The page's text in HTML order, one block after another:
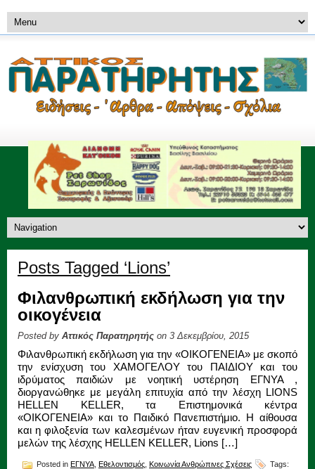
Posts Tagged ‘Lions’
Φιλανθρωπική εκδήλωση για την
οικογένεια
Posted by Αττικός Παρατηρητής on 3 Δεκεμβρίου, 2015
Φιλανθρωπική εκδήλωση για την «ΟΙΚΟΓΕΝΕΙΑ» με σκοπό
την ενίσχυση του ΧΑΜΟΓΕΛΟΥ του ΠΑΙΔΙΟΥ και του
ιδρύματος παιδιών με νοητική υστέρηση ΕΓΝΥΑ ,
διοργανώθηκε με μεγάλη επιτυχία από την λέσχη LIONS
HELLEN KELLER, τα Επιστημονικά κέντρα
«ΟΙΚΟΓΕΝΕΙΑ» και το Παιδικό Πανεπιστήμιο. Η αίθουσα
και η φιλοξενία των καλεσμένων ήταν ευγενική προσφορά
μελών της λέσχης HELLEN KELLER, Lions […]
Posted in ΕΓΝΥΑ Εθελοντισμός Κοινωνία Ανθρώπινες Σχέσεις
Tags: